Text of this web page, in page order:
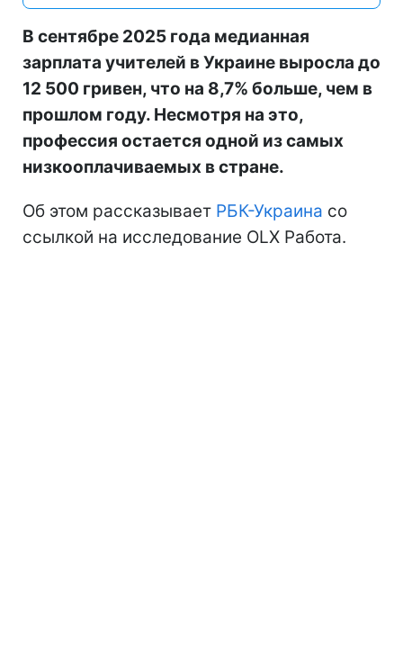
В сентябре 2025 года медианная
зарплата учителей в Украине выросла до
12 500 гривен, что на 8,7% больше, чем в
прошлом году. Несмотря на это,
профессия остается одной из самых
низкооплачиваемых в стране.
Об этом рассказывает РБК-Украина со
ссылкой на исследование OLX Работа.